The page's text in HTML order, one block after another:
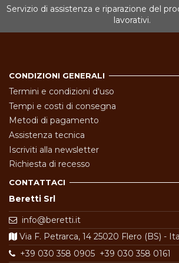
Servizio di assistenza e riparazione del
lavorativi.
CONDIZIONI GENERALI
Termini e condizioni d'uso
Tempi e costi di consegna
Metodi di pagamento
Assistenza tecnica
Iscriviti alla newsletter
Richiesta di recesso
CONTATTACI
Beretti Srl
info@beretti.it
Via F. Petrarca, 14 25020 Flero (BS) -
+39 030 358 0905 +39 030 358 0161